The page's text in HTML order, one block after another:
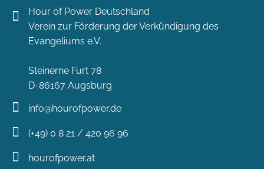
Hour of Power Deutschland
Verein zur Förderung der Verkündigung des
Evangeliums e.V.
Steinerne Furt 78
D-86167 Augsburg
info@hourofpower.de
(+49) 0 8 21 / 420 96 96
hourofpower.at